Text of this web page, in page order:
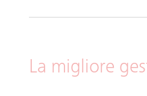
La migliore